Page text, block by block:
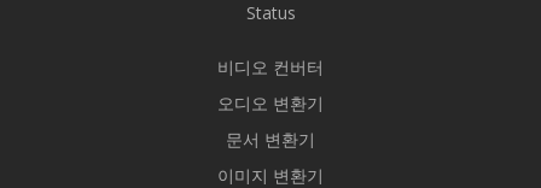
Status
비디오 컨버터
오디오 변환기
문서 변환기
이미지 변환기